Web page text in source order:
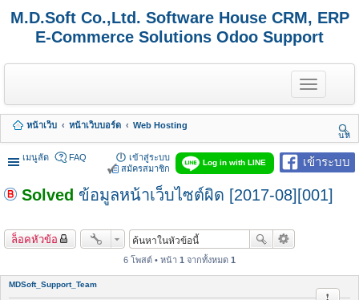
M.D.Soft Co.,Ltd. Software House CRM, ERP
E-Commerce Solutions Odoo Support
T
o
g
e
n
a
i
g
หน้าเว็บ หน้าเว็บบอร์ด
Web Hosting
นห
า
เมนูลัด
เข้าระบบ
Log in with LINE
FAQ
เข้าสู่ระบบ
สมัครสมาชิก
Solved ข้อมูลหน้าเว็บไซต์ผิด [2017-08][001]
ล็อคหัวข้อ
6 โพสต์ • หน้า 1 จากทั้งหมด 1
MDSoft_Support_Team